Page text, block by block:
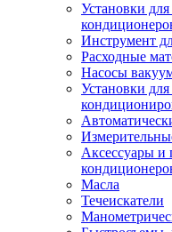
Установки
Инструмент
Расходные
Насосы
Установки
Аксессуары и
Масла
Течеискатели